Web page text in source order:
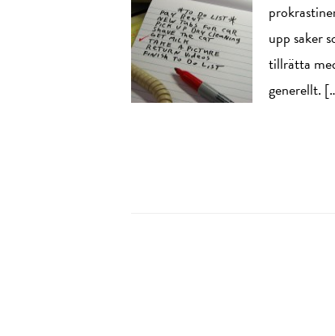
upp saker
tillrätta
generellt.